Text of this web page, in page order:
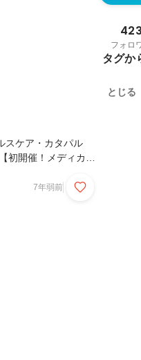
スケア・カタパル
初開催！メディカル
7年弱前
423
フォロ
タグか
とじる